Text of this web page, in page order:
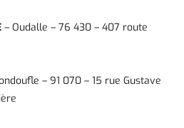
– Oudalle – 76 430 – 407 route
– 91 070 – 15 rue Gustave